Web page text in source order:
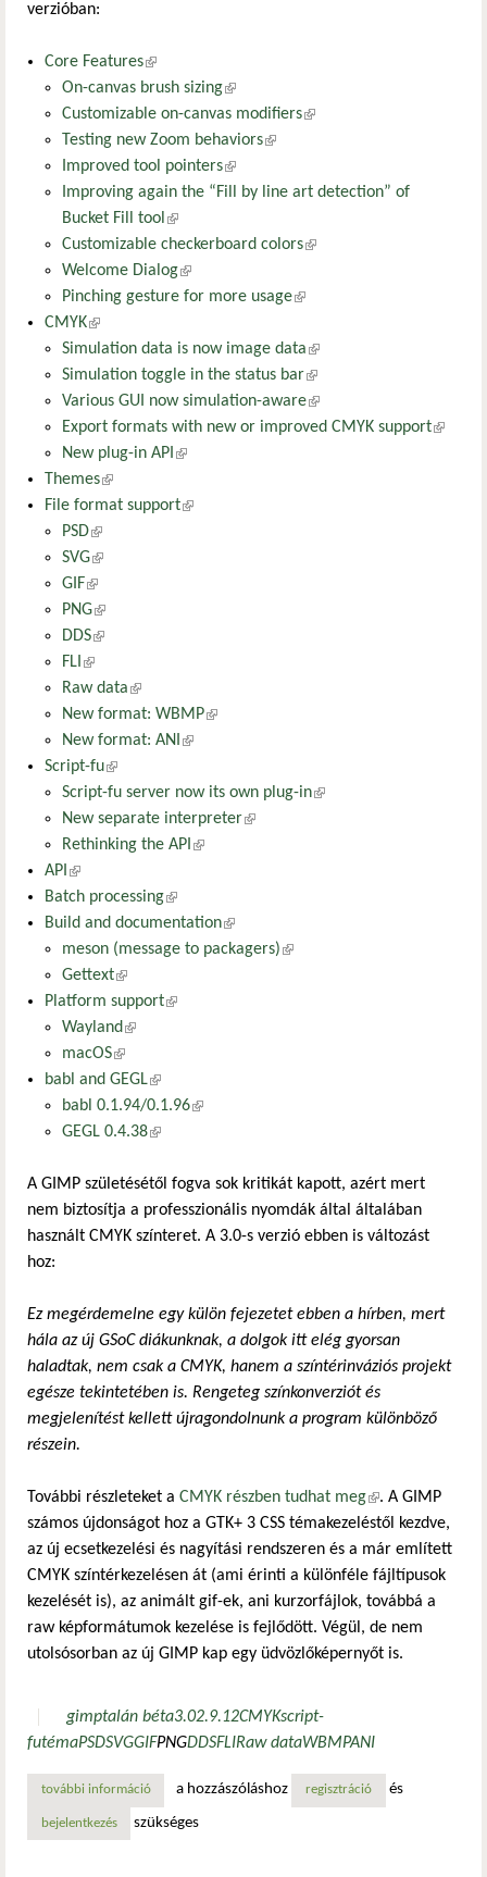
verzióban:
Core Features(külső hivatkozás)
On-canvas brush sizing(külső hivatkozás)
Customizable on-canvas modifiers(külső hivatkozás)
Testing new Zoom behaviors(külső hivatkozás)
Improved tool pointers(külső hivatkozás)
Improving again the “Fill by line art detection” of
Bucket Fill tool (külső hivatkozás)
Customizable checkerboard colors(külső hivatkozás)
Welcome Dialog(külső hivatkozás)
Pinching gesture for more usage(külső hivatkozás)
CMYK(külső hivatkozás)
Simulation data is now image data(külső hivatkozás)
Simulation toggle in the status bar(külső hivatkozás)
Various GUI now simulation-aware(külső hivatkozás)
Export formats with new or improved CMYK support(külső
New plug-in API (külső hivatkozás)
Themes(külső hivatkozás)
File format support(külső hivatkozás)
PSD(külső hivatkozás)
SVG(külső hivatkozás)
GIF(külső hivatkozás)
PNG(külső hivatkozás)
DDS(külső hivatkozás)
FLI (külső hivatkozás)
Raw data(külső hivatkozás)
New format: WBMP(külső hivatkozás)
New format: ANI (külső hivatkozás)
Script-fu(külső hivatkozás)
Script-fu server now its own plug-in(külső hivatkozás)
New separate interpreter(külső hivatkozás)
Rethinking the API (külső hivatkozás)
API (külső hivatkozás)
Batch processing(külső hivatkozás)
Build and documentation(külső hivatkozás)
meson (message to packagers)(külső hivatkozás)
Gettext(külső hivatkozás)
Platform support(külső hivatkozás)
Wayland (külső hivatkozás)
macOS(külső hivatkozás)
babl and GEGL(külső hivatkozás)
babl 0.1.94/0.1.96(külső hivatkozás)
GEGL 0.4.38(külső hivatkozás)
A GIMP születésétől fogva sok kritikát kapott, azért mert
nem biztosítja a professzionális nyomdák által általában
használt CMYK színteret. A 3.0-s verzió ebben is változást
hoz:
Ez megérdemelne egy külön fejezetet ebben a hírben, mert
hála az új GSoC diákunknak, a dolgok itt elég gyorsan
haladtak, nem csak a CMYK, hanem a színtérinváziós projekt
egésze tekintetében is. Rengeteg színkonverziót és
megjelenítést kellett újragondolnunk a program különböző
részein.
További részleteket a CMYK részben tudhat meg(külső
hivatkozás)
. A GIMP
számos újdonságot hoz a GTK+ 3 CSS témakezeléstől kezdve,
az új ecsetkezelési és nagyítási rendszeren és a már említett
CMYK színtérkezelésen át (ami érinti a különféle fájltípusok
kezelését is), az animált gif-ek, ani kurzorfájlok, továbbá a
raw képformátumok kezelése is fejlődött. Végül, de nem
utolsósorban az új GIMP kap egy üdvözlőképernyőt is.
gimptalán béta3.02.9.12CMYKscript-
futémaPSDSVGGIFPNGDDSFLIRaw dataWBMPANI
további információelőre a gimp 3.0 felé! tartalommal kapcsolatosan
a hozzászóláshoz regisztráció és
bejelentkezés szükséges